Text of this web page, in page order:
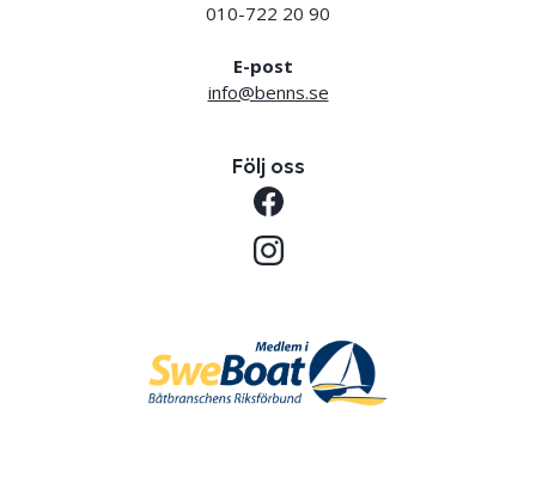
010-722 20 90
E-post
info@benns.se
Följ oss